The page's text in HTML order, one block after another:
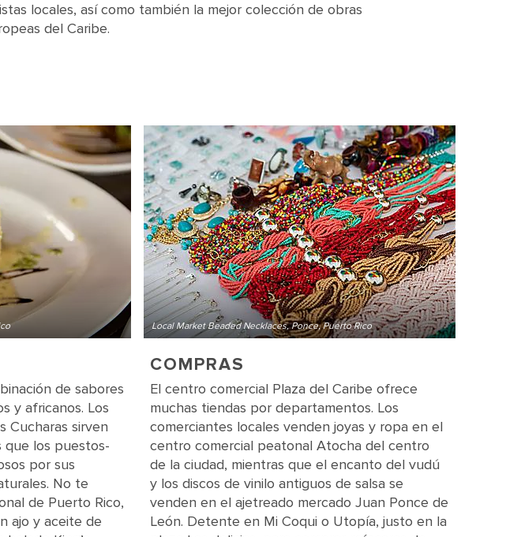
locales, así como también la mejor colección de obras
del Caribe.
de sabores
y africanos. Los
Cucharas sirven
que los puestos-
por sus
No te
de Puerto Rico,
ajo y aceite de
Local Market Beaded Necklaces, Ponce, Puerto Rico
COMPRAS
El centro comercial Plaza del Caribe ofrece
muchas tiendas por departamentos. Los
comerciantes locales venden joyas y ropa en el
centro comercial peatonal Atocha del centro
de la ciudad, mientras que el encanto del vudú
y los discos de vinilo antiguos de salsa se
venden en el ajetreado mercado Juan Ponce de
León. Detente en Mi Coqui o Utopía, justo en la